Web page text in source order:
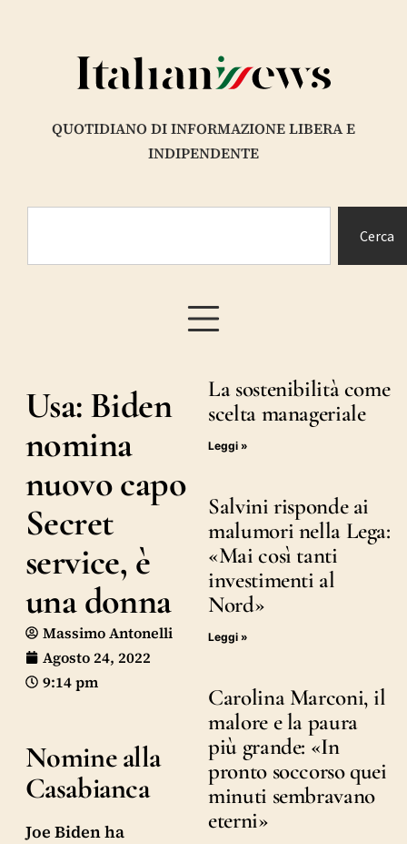
QUOTIDIANO DI INFORMAZIONE LIBERA E
INDIPENDENTE
Cerca
Usa: Biden
nomina
nuovo capo
Secret
service, è
una donna
Massimo Antonelli
Agosto 24, 2022
9:14 pm
Nomine alla
Casabianca
Joe Biden ha
La sostenibilità come
scelta manageriale
Leggi »
Salvini risponde ai
malumori nella Lega:
«Mai così tanti
investimenti al
Nord»
Leggi »
Carolina Marconi, il
malore e la paura
più grande: «In
pronto soccorso quei
minuti sembravano
eterni»